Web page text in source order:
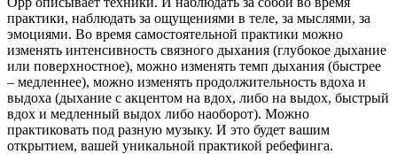
практики, наблюдать за ощущениями в теле, за мыслями, за
эмоциями. Во время самостоятельной практики можно
изменять интенсивность связного дыхания (глубокое дыхание
или поверхностное), можно изменять темп дыхания (быстрее
– медленнее), можно изменять продолжительность вдоха и
выдоха (дыхание с акцентом на вдох, либо на выдох, быстрый
вдох и медленный выдох либо наоборот). Можно
практиковать под разную музыку. И это будет вашим
открытием, вашей уникальной практикой ребефинга.